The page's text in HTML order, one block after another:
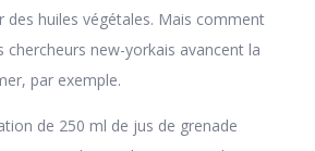
des huiles végétales. Mais comment
chercheurs new-yorkais avancent la
par exemple.
de 250 ml de jus de grenade